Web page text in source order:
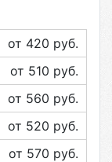
от 420 руб.
от 510 руб.
от 560 руб.
от 520 руб.
от 570 руб.